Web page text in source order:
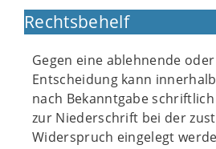
Rechtsbehelf
Gegen eine ablehnende
Entscheidung kann
nach Bekanntgabe
zur Niederschrift bei der
Widerspruch eingelegt